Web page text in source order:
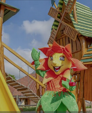
à la fois du
de